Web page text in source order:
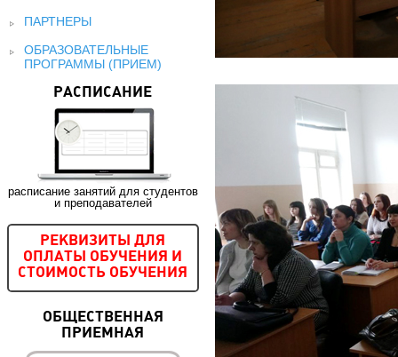
ПАРТНЕРЫ
ОБРАЗОВАТЕЛЬНЫЕ
ПРОГРАММЫ (ПРИЕМ)
РАСПИСАНИЕ
расписание занятий для студентов
и преподавателей
РЕКВИЗИТЫ ДЛЯ
ОПЛАТЫ ОБУЧЕНИЯ И
СТОИМОСТЬ ОБУЧЕНИЯ
ОБЩЕСТВЕННАЯ
ПРИЕМНАЯ